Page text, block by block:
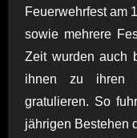
Feuerwehrfest am
sowie mehrere
Zeit wurden auch
ihnen zu ihren
gratulieren. So
jährigen Bestehen